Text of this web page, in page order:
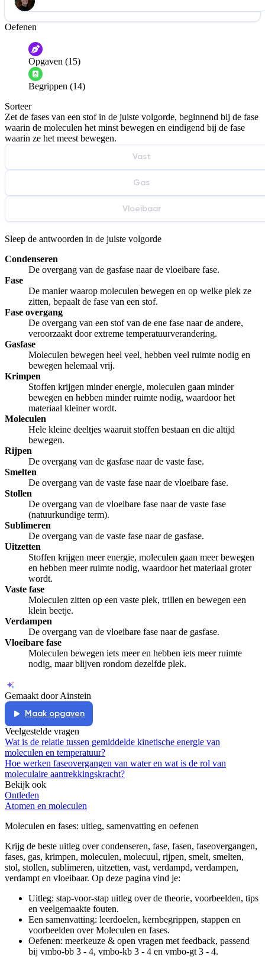
Help ons de video te verbeteren
De audio is slecht
Informatie is onjuist
De docent is te langdradig
De uitleg gaat te langzaam
Afspelen werkte niet
Iets anders
Oefenen
Opgaven (15)
Begrippen (14)
Sorteer
Zet de fases van een stof in de juiste volgorde, beginnend bij de fase
waarin de moleculen het minst bewegen en eindigend bij de fase
waarin ze het meest bewegen.
Vast
Gas
Vloeibaar
Sleep de antwoorden in de juiste volgorde
Condenseren
De overgang van de gasfase naar de vloeibare fase.
Fase
De manier waarop moleculen bewegen en op welke plek ze
zitten, bepaalt de fase van een stof.
Fase overgang
De overgang van een stof van de ene fase naar de andere,
veroorzaakt door extreme temperatuurverandering.
Gasfase
Moleculen bewegen heel veel, hebben veel ruimte nodig en
bewegen helemaal vrij.
Krimpen
Stoffen krijgen minder energie, moleculen gaan minder
bewegen en hebben minder ruimte nodig, waardoor het
materiaal kleiner wordt.
Moleculen
Hele kleine deeltjes waaruit stoffen bestaan en die altijd
bewegen.
Rijpen
De overgang van de gasfase naar de vaste fase.
Smelten
De overgang van de vaste fase naar de vloeibare fase.
Stollen
De overgang van de vloeibare fase naar de vaste fase
(natuurkundige term).
Sublimeren
De overgang van de vaste fase naar de gasfase.
Uitzetten
Stoffen krijgen meer energie, moleculen gaan meer bewegen
en hebben meer ruimte nodig, waardoor het materiaal groter
wordt.
Vaste fase
Moleculen zitten op een vaste plek, trillen en bewegen een
klein beetje.
Verdampen
De overgang van de vloeibare fase naar de gasfase.
Vloeibare fase
Moleculen bewegen iets meer en hebben iets meer ruimte
nodig, maar blijven rondom dezelfde plek.
Gemaakt door Ainstein
Maak opgaven
Veelgestelde vragen
Wat is de relatie tussen gemiddelde kinetische energie van
moleculen en temperatuur?
Hoe werken faseovergangen van water en wat is de rol van
moleculaire aantrekkingskracht?
Bekijk ook
Ontleden
Atomen en moleculen
Moleculen en fases: uitleg, samenvatting en oefenen
Krijg de beste uitleg over condenseren, fase, fasen, faseovergangen,
fases, gas, krimpen, moleculen, molecuul, rijpen, smelt, smelten,
stol, stollen, sublimeren, uitzetten, vast, verdampd, verdampen,
verdampt en vloeibaar. Op deze pagina vind je:
Uitleg: stap-voor-stap uitleg over de theorie, voorbeelden, tips
en veelgemaakte fouten.
Een samenvatting: leerdoelen, kernbegrippen, stappen en
voorbeelden overMoleculen en fases.
Oefenen: meerkeuze & open vragen met feedback, passend
bij vmbo-bb 3 - 4, vmbo-kb 3 - 4 en vmbo-gt 3 - 4.